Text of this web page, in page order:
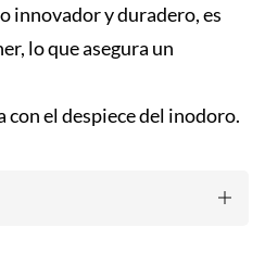
innovador y duradero, es
lo que asegura un
el despiece del inodoro.